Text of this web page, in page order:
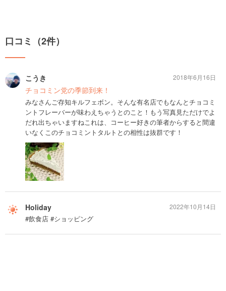
口コミ（2件）
こうき
チョコミン党の季節到来！
みなさんご存知キルフェボン。そんな有名店でもなんとチョコミ
ントフレーバーが味わえちゃうとのこと！もう写真見ただけでよ
だれ出ちゃいますねこれは、コーヒー好きの筆者からすると間違
いなくこのチョコミントタルトとの相性は抜群です！
2018年6月16日
Holiday
#飲食店 #ショッピング
2022年10月14日